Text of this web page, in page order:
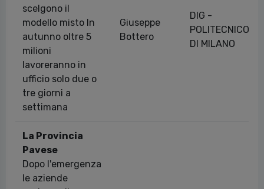
scelgono il
modello misto In
autunno oltre 5
milioni
lavoreranno in
ufficio solo due o
tre giorni a
settimana
Giuseppe
Bottero
DIG -
POLITECNICO
DI MILANO
La Provincia
Pavese
Dopo l'emergenza
le aziende